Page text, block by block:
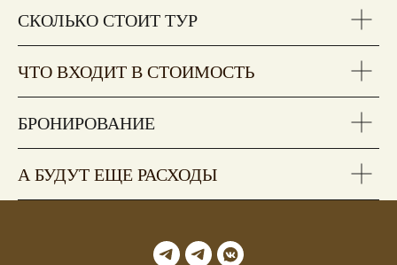
СКОЛЬКО СТОИТ ТУР
ЧТО ВХОДИТ В СТОИМОСТЬ
БРОНИРОВАНИЕ
А БУДУТ ЕЩЕ РАСХОДЫ